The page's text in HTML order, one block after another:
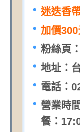
迷迭香
加價
粉絲頁
地址：
電話：
營業時
餐：